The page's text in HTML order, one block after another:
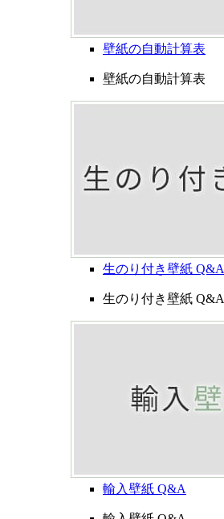
壁紙の自動計算表
壁紙の自動計算表
生のり付き壁紙 Q&A
生のり付き壁紙 Q&A
輸入壁紙 Q&A